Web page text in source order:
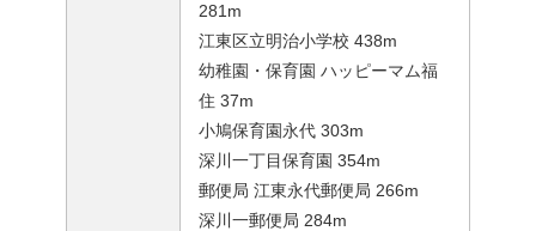
281m
江東区立明治小学校 438m
幼稚園・保育園 ハッピーマム福
住 37m
小鳩保育園永代 303m
深川一丁目保育園 354m
郵便局 江東永代郵便局 266m
深川一郵便局 284m